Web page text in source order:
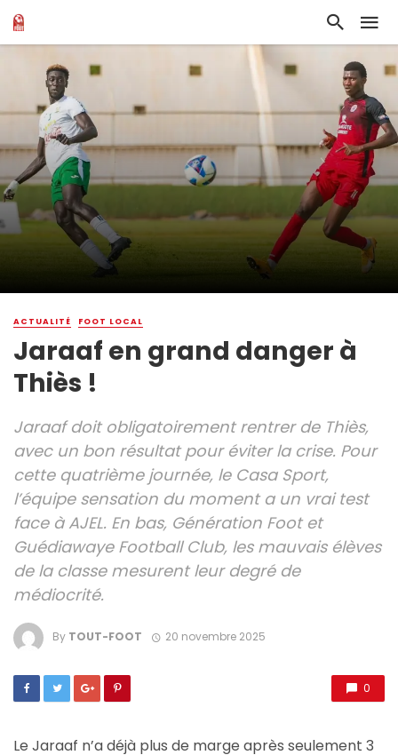
ACTUALITÉ FOOT LOCAL
Jaraaf en grand danger à
Thiès !
Jaraaf doit obligatoirement rentrer de Thiès,
avec un bon résultat pour éviter la crise. Pour
cette quatrième journée, le Casa Sport,
l’équipe sensation du moment a un vrai test
face à AJEL. En bas, Génération Foot et
Guédiawaye Football Club, les mauvais élèves
de la classe mesurent leur degré de
médiocrité.
By TOUT-FOOT 20 novembre 2025
0
Le Jaraaf n’a déjà plus de marge après seulement 3